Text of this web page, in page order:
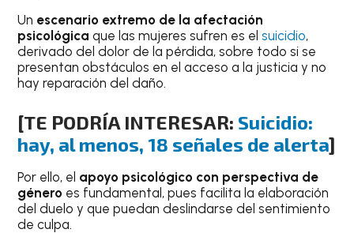
Un escenario extremo de la afectación
psicológicaque las mujeres sufren es elsuicidio,
derivado del dolor de la pérdida, sobre todo si se
presentan obstáculos en el acceso a la justicia y no
hay reparación del daño.
[TE PODRÍA INTERESAR: Suicidio:
hay, al menos, 18 señales de alerta]
Por ello, el apoyo psicológico con perspectiva de
género es fundamental, pues facilita la elaboración
del duelo y que puedan deslindarse del sentimiento
de culpa.